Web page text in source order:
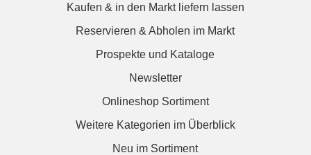
Kaufen & in den Markt liefern lassen
Reservieren & Abholen im Markt
Prospekte und Kataloge
Newsletter
Onlineshop Sortiment
Weitere Kategorien im Überblick
Neu im Sortiment